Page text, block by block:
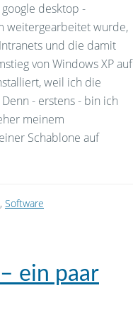
desktop -
weitergearbeitet wurde,
und die damit
von Windows XP auf
weil ich die
- erstens - bin ich
meinem
Schablone auf
, Software
ein paar